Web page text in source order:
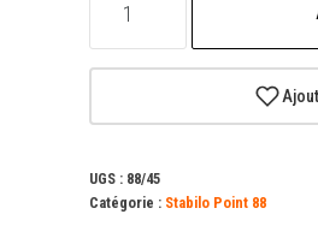
fibre
pointe
UGS : 88/45
Catégorie : Stabilo Point 88